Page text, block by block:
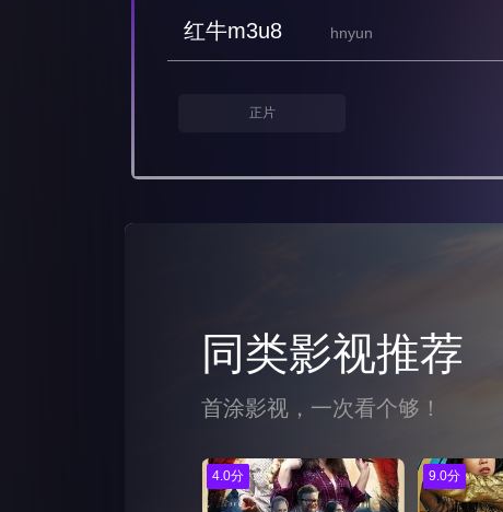
红牛m3u8 hnyun
正片
同类影视推荐
首涂影视，一次看个够！
4.0分 9.0分